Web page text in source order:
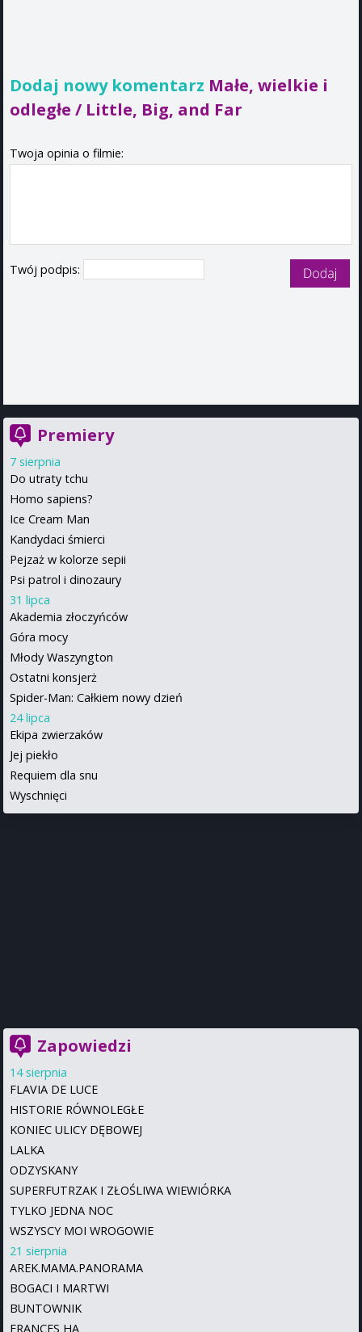
Dodaj nowy komentarz Małe, wielkie i
odległe / Little, Big, and Far
Twoja opinia o filmie:
Twój podpis:
Premiery
7 sierpnia
Do utraty tchu
Homo sapiens?
Ice Cream Man
Kandydaci śmierci
Pejzaż w kolorze sepii
Psi patrol i dinozaury
31 lipca
Akademia złoczyńców
Góra mocy
Młody Waszyngton
Ostatni konsjerż
Spider-Man: Całkiem nowy dzień
24 lipca
Ekipa zwierzaków
Jej piekło
Requiem dla snu
Wyschnięci
Zapowiedzi
14 sierpnia
FLAVIA DE LUCE
HISTORIE RÓWNOLEGŁE
KONIEC ULICY DĘBOWEJ
LALKA
ODZYSKANY
SUPERFUTRZAK I ZŁOŚLIWA WIEWIÓRKA
TYLKO JEDNA NOC
WSZYSCY MOI WROGOWIE
21 sierpnia
AREK.MAMA.PANORAMA
BOGACI I MARTWI
BUNTOWNIK
FRANCES HA